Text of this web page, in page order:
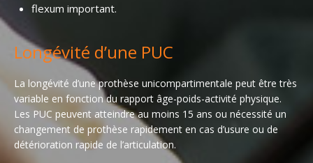
flexum important.
Longévité d’une PUC
La longévité d’une prothèse unicompartimentale peut être très
variable en fonction du rapport âge-poids-activité physique.
Les PUC peuvent atteindre au moins 15 ans ou nécessité un
changement de prothèse rapidement en cas d’usure ou de
détérioration rapide de l’articulation.